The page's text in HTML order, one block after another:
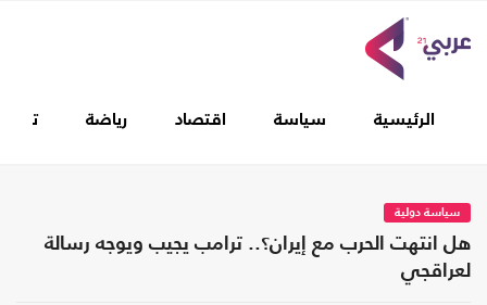
الرئيسية سياسة اقتصاد رياضة
سياسة دولية
هل انتهت الحرب مع إيران؟.. ترامب يجيب ويوجه رسالة
لعراقجي